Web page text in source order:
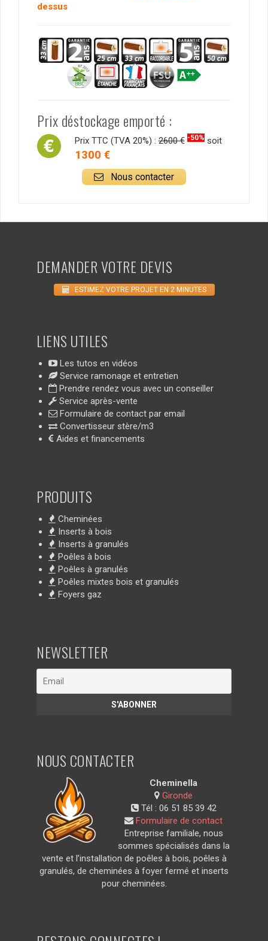
dessus
Prix déstockage emporté :
Prix TTC (TVA 20%) :2600 € -50%soit
1300 €
Nous contacter
DEMANDER VOTRE DEVIS
ESTIMEZ VOTRE PROJET EN 2 MINUTES
LIENS UTILES
Les tutos en vidéos
Service ramonage et entretien
Prendre rendez vous avec un conseiller
Service après-vente
Formulaire de contact par email
Convertisseur stère/m3
Aides et financements
PRODUITS
Cheminées
Inserts à bois
Inserts à granulés
Poêles à bois
Poêles à granulés
Poêles mixtes bois et granulés
Foyers gaz
NEWSLETTER
NOUS CONTACTER
Cheminella
Gironde
Tél : 06 51 85 39 42
Formulaire de contact
Entreprise familiale, nous
sommes spécialisés dans la
vente et l’installation de poêles à bois, poêles à
granulés, de cheminées à foyer fermé et inserts
pour cheminées.